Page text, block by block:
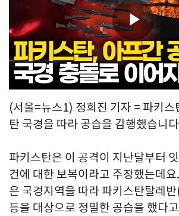
Play
(서울=뉴스1) 정희진 기자 = 파키스
탄 국경을 따라 공습을 감행했습니
파키스탄은 이 공격이 지난달부터
건에 대한 보복이라고 주장했는데
은 국경지역을 따라 파키스탄탈레
등을 대상으로 정밀한 공습을 했다